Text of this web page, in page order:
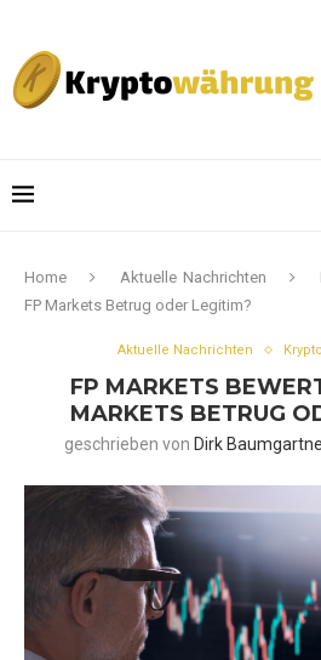
Home Aktuelle Nachrichten
FP Markets Betrug oder Legitim?
Aktuelle Nachrichten
FP MARKETS
MARKETS BETRUG
geschrieben von Dirk